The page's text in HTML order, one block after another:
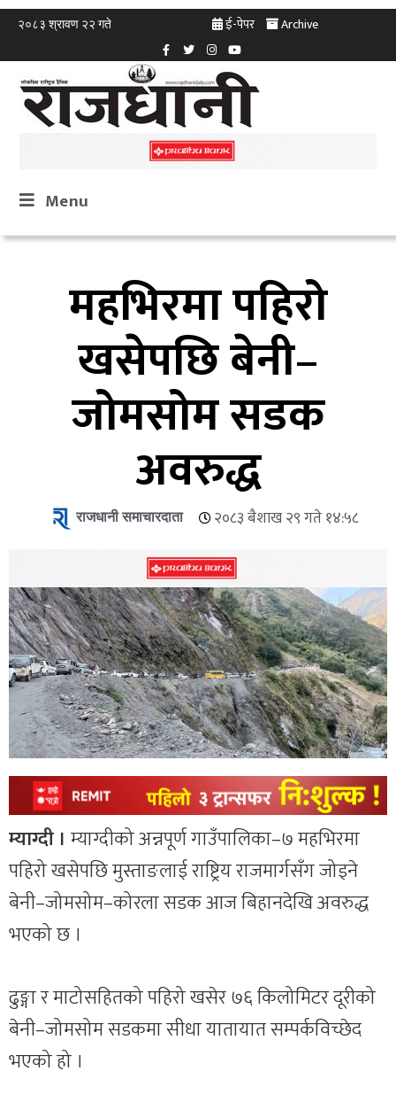
२०८३ श्रावण २२ गते ई-पेपर Archive
Menu
महभिरमा पहिरो
खसेपछि बेनी–
जोमसोम सडक
अवरुद्ध
राजधानी समाचारदाता २०८३ बैशाख २९ गते १४:५८
म्याग्दी । म्याग्दीको अन्नपूर्ण गाउँपालिका–७ महभिरमा
पहिरो खसेपछि मुस्ताङलाई राष्ट्रिय राजमार्गसँग जोड्ने
बेनी–जोमसोम–कोरला सडक आज बिहानदेखि अवरुद्ध
भएको छ ।
ढुङ्गा र माटोसहितको पहिरो खसेर ७६ किलोमिटर दूरीको
बेनी–जोमसोम सडकमा सीधा यातायात सम्पर्कविच्छेद
भएको हो ।